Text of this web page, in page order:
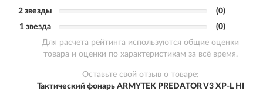
2 звезды
(0)
1 звезда
(0)
Для расчета рейтинга используются общие оценки
товара и оценки по характеристикам за всё время.
Оставьте свой отзыв о товаре:
Тактический фонарь ARMYTEK PREDATOR V3 XP-L HI